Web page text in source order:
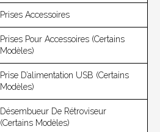
Prises Accessoires
Prises Pour Accessoires (Certains
Modèles)
Prise D’alimentation USB (Certains
Modèles)
Désembueur De Rétroviseur
(Certains Modèles)